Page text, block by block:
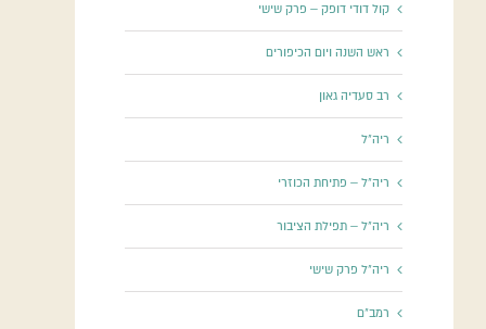
קול דודי דופק – פרק שישי
ראש השנה ויום הכיפורים
רב סעדיה גאון
ריה"ל
ריה"ל – פתיחת הכוזרי
ריה"ל – תפילת הציבור
ריה"ל פרק שישי
רמב"ם